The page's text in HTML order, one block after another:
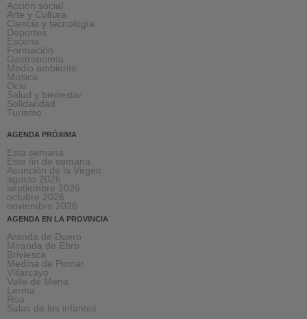
Acción social
Arte y Cultura
Ciencia y tecnología
Deportes
Escena
Formación
Gastronomía
Medio ambiente
Música
Ocio
Salud y bienestar
Solidaridad
Turismo
AGENDA PRÓXIMA
Esta semana
Este fin de semana
Asunción de la Virgen
agosto 2026
septiembre 2026
octubre 2026
noviembre 2026
AGENDA EN LA PROVINCIA
Aranda de Duero
Miranda de Ebro
Briviesca
Medina de Pomar
Villarcayo
Valle de Mena
Lerma
Roa
Salas de los infantes